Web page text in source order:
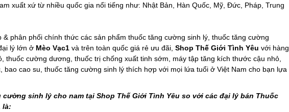
xuất xứ từ nhiều quốc gia nổi tiếng như: Nhật Bản, Hàn Quốc, Mỹ, Đức, Pháp, Trung
& phân phối chính thức các sản phẩm thuốc tăng cường sinh lý, thuốc tăng cường
lý lớn ở Mèo Vạc1 và trên toàn quốc giá rẻ ưu đãi,Shop Thế Giới Tình Yêu với hàng
thuốc cường dương, thuốc trị chống xuất tinh sớm, máy tập tăng kích thước cậu nhỏ,
bao cao su, thuốc tăng cường sinh lý thích hợp với mọi lứa tuổi ở Việt Nam cho bạn lựa
sinh lý cho nam tại Shop Thế Giới Tình Yêu so với các đại lý bán Thuốc
là: